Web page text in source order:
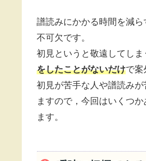
譜読みにかかる時間を減
不可欠です。
初見というと敬遠してし
をしたことがないだけで案
初見が苦手な人や譜読み
ますので，今回はいくつ
ます。